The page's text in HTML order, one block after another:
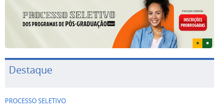
Destaque
PROCESSO SELETIVO